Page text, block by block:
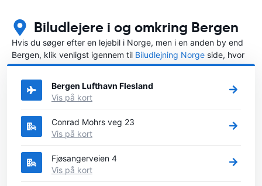
Biludlejere i og omkring Bergen
Hvis du søger efter en lejebil i Norge, men i en anden by end
Bergen, klik venligst igennem til Biludlejning Norge side, hvor
du kan vælge, i hvilken by i Norge du ønsker at leje en bil.
Bergen Lufthavn Flesland
Vis på kort
Conrad Mohrs veg 23
Vis på kort
Fjøsangerveien 4
Vis på kort